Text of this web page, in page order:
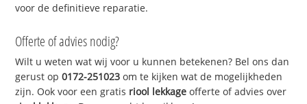
voor de definitieve reparatie.
Offerte of advies nodig?
Wilt u weten wat wij voor u kunnen betekenen? Bel ons dan
gerust op0172-251023 om te kijken wat de mogelijkheden
zijn. Ook voor een gratis riool lekkage offerte of advies over